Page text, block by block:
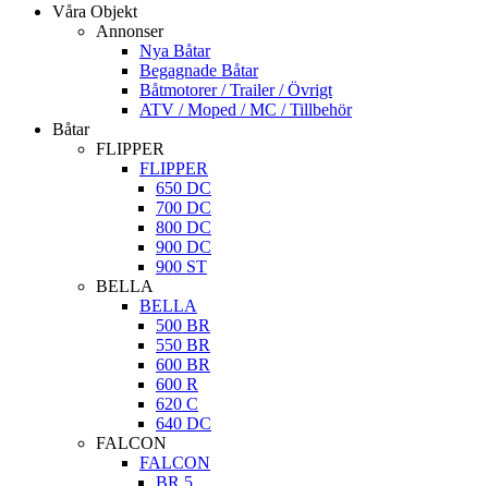
Våra Objekt
Annonser
Nya Båtar
Begagnade Båtar
Båtmotorer / Trailer / Övrigt
ATV / Moped / MC / Tillbehör
Båtar
FLIPPER
FLIPPER
650 DC
700 DC
800 DC
900 DC
900 ST
BELLA
BELLA
500 BR
550 BR
600 BR
600 R
620 C
640 DC
FALCON
FALCON
BR 5